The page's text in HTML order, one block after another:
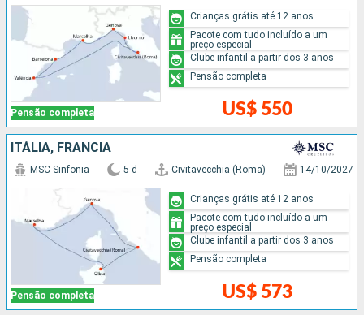
Pensão completa US$ 550
Crianças grátis até 12 anos
Pacote com tudo incluído a um
preço especial
Clube infantil a partir dos 3 anos
Pensão completa
ITÁLIA, FRANCIA
Pensão completa
MSC Sinfonia 5 d Civitavecchia (Roma) 14/10/2027
US$ 573
Crianças grátis até 12 anos
Pacote com tudo incluído a um
preço especial
Clube infantil a partir dos 3 anos
Pensão completa